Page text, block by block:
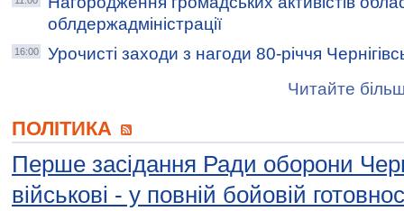
облдержадміністрації
16:00
Урочисті заходи з нагоди 80-річчя
Читайте
ПОЛІТИКА
Перше засідання Ради оборони
військові - у повній бойовій